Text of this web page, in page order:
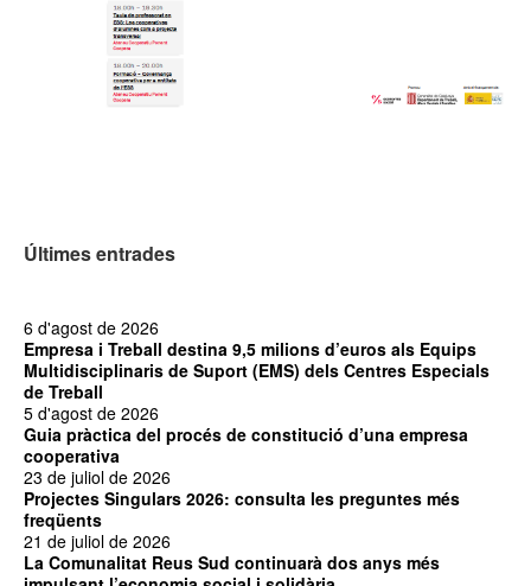
Últimes entrades
Empresa i Treball destina 9,5 milions d’euros als Equips
Multidisciplinaris de Suport (EMS) dels Centres Especials
de Treball
6 d'agost de 2026
Guia pràctica del procés de constitució d’una empresa
cooperativa
5 d'agost de 2026
Projectes Singulars 2026: consulta les preguntes més
freqüents
23 de juliol de 2026
La Comunalitat Reus Sud continuarà dos anys més
21 de juliol de 2026